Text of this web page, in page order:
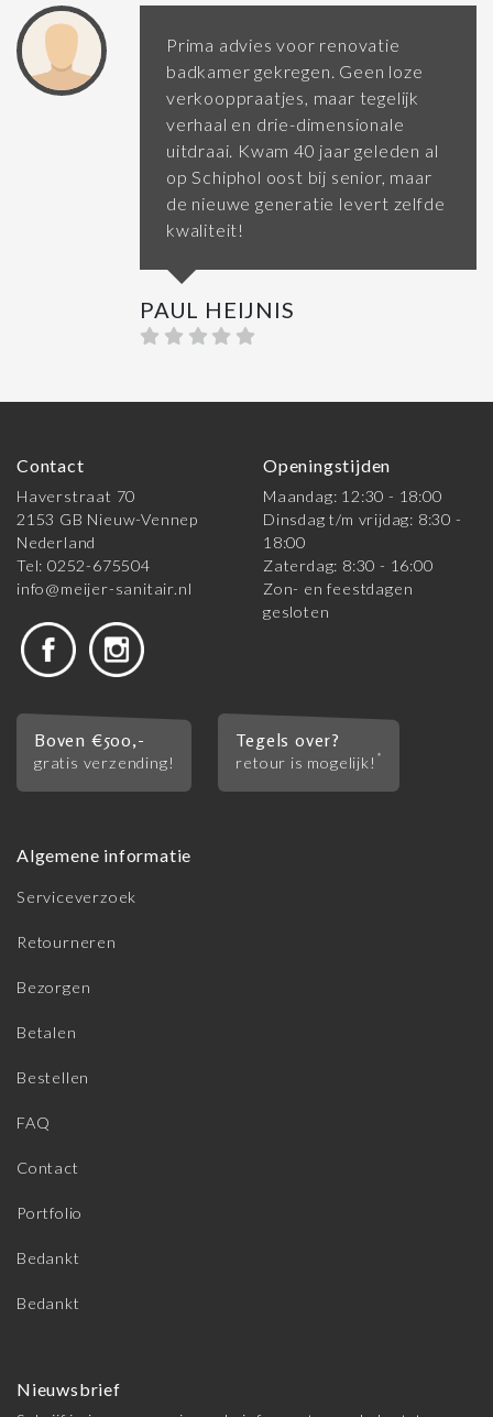
Prima advies voor renovatie
badkamer gekregen. Geen loze
verkooppraatjes, maar tegelijk
verhaal en drie-dimensionale
uitdraai. Kwam 40 jaar geleden al
op Schiphol oost bij senior, maar
de nieuwe generatie levert zelfde
kwaliteit!
PAUL HEIJNIS
Contact
Haverstraat 70
2153 GB Nieuw-Vennep
Nederland
Tel: 0252-675504
info@meijer-sanitair.nl
Openingstijden
Maandag: 12:30 - 18:00
Dinsdag t/m vrijdag: 8:30 -
18:00
Zaterdag: 8:30 - 16:00
Zon- en feestdagen
gesloten
Boven €500,-
gratis verzending!
Tegels over?
retour is mogelijk! *
Algemene informatie
Serviceverzoek
Retourneren
Bezorgen
Betalen
Bestellen
FAQ
Contact
Portfolio
Bedankt
Bedankt
Nieuwsbrief